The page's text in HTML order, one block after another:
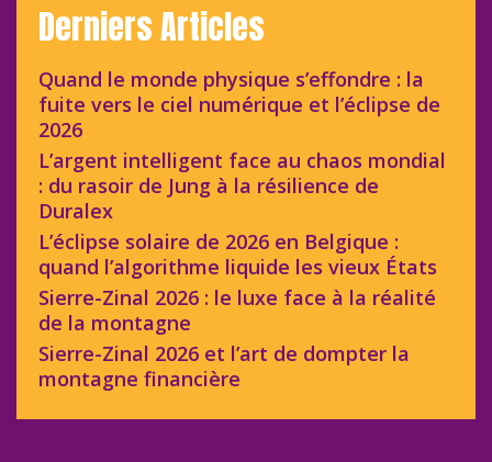
Derniers Articles
Quand le monde physique s’effondre : la
fuite vers le ciel numérique et l’éclipse de
2026
L’argent intelligent face au chaos mondial
: du rasoir de Jung à la résilience de
Duralex
L’éclipse solaire de 2026 en Belgique :
quand l’algorithme liquide les vieux États
Sierre-Zinal 2026 : le luxe face à la réalité
de la montagne
Sierre-Zinal 2026 et l’art de dompter la
montagne financière